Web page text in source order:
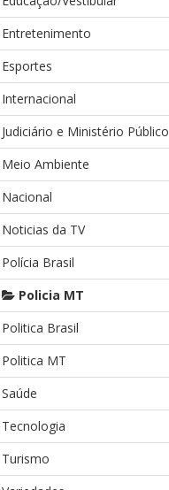
Entretenimento
Esportes
Internacional
Judiciário e Ministério Público
Meio Ambiente
Nacional
Noticias da TV
Polícia Brasil
Policia MT
Politica Brasil
Politica MT
Saúde
Tecnologia
Turismo